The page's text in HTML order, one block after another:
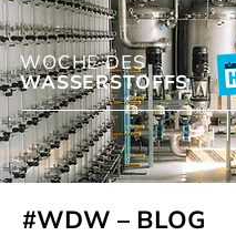
WOCHE DES
WASSERSTOFFS
#WDW – BLOG